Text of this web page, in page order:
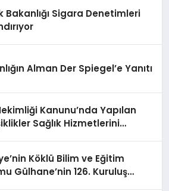
Bakanlığı Sigara Denetimleri
Alman Der Spiegel’e Yanıtı
Kanunu’nda Yapılan
Sağlık Hizmetlerini
Köklü Bilim ve Eğitim
Gülhane’nin 126. Kuruluş